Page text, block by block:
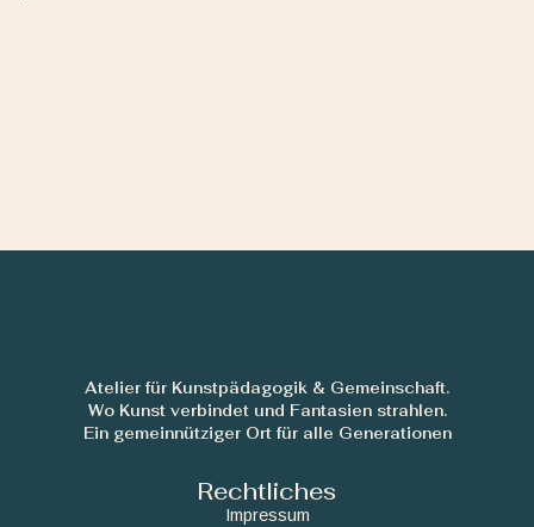
Atelier für Kunstpädagogik & Gemeinschaft.
Wo Kunst verbindet und Fantasien strahlen.
Ein gemeinnütziger Ort für alle Generationen
Rechtliches
Impressum